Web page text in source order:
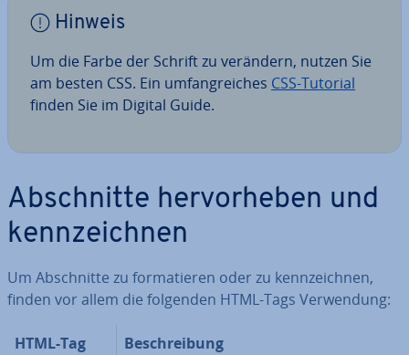
Hinweis
Um die Farbe der Schrift zu verändern, nutzen Sie
am besten CSS. Ein um­fang­rei­ches CSS-Tutorial
finden Sie im Digital Guide.
Ab­schnit­te her­vor­he­ben und
kenn­zeich­nen
Um Ab­schnit­te zu for­ma­tie­ren oder zu kenn­zeich­nen,
finden vor allem die folgenden HTML-Tags Ver­wen­dung:
HTML-Tag Be­schrei­bung